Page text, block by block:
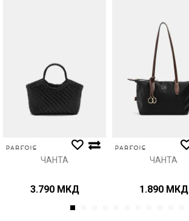
Анти спам заштита - пресметајте колку е 6 - 1 :
ЧАНТА
3.790 МКД
ЧАНТА
1.890 МКД
1